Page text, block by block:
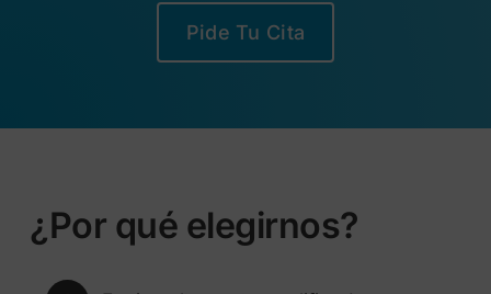
Pide Tu Cita
¿Por qué elegirnos?